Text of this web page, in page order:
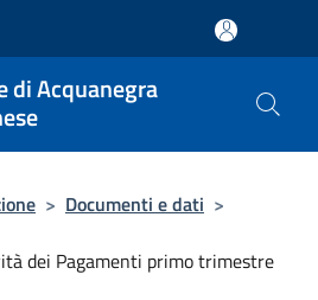
di Acquanegra
> Documenti e dati >
dei Pagamenti primo trimestre